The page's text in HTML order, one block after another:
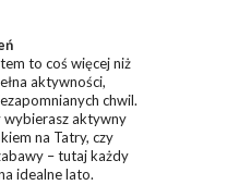
to coś więcej niż
aktywności,
chwil.
wybierasz aktywny
na Tatry, czy
– tutaj każdy
idealne lato.